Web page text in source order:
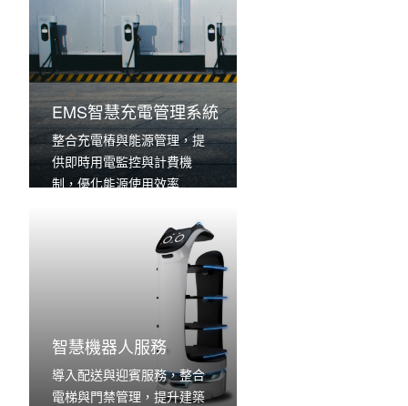
EMS智慧充電管理系統
整合充電樁與能源管理，提
供即時用電監控與計費機
制，優化能源使用效率
智慧機器人服務
導入配送與迎賓服務，整合
電梯與門禁管理，提升建築